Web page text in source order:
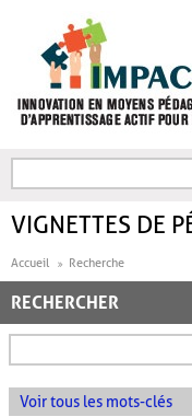
FORMULAIRE DE
VIGNETTES DE
Accueil Recherche
RECHERCHER
Voir tous les mots-clés